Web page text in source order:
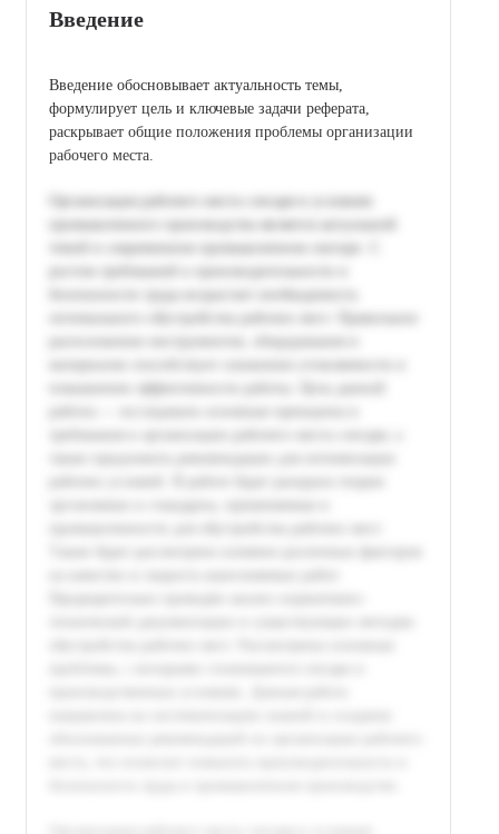
Введение
Введение обосновывает актуальность темы,
формулирует цель и ключевые задачи реферата,
раскрывает общие положения проблемы организации
рабочего места.